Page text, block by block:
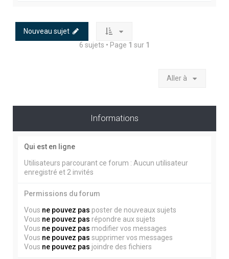
Nouveau sujet
6 sujets • Page 1 sur 1
Aller à
Informations
Qui est en ligne
Utilisateurs parcourant ce forum : Aucun utilisateur
enregistré et 2 invités
Permissions du forum
Vous ne pouvez pas poster de nouveaux sujets
Vous ne pouvez pas répondre aux sujets
Vous ne pouvez pas modifier vos messages
Vous ne pouvez pas supprimer vos messages
Vous ne pouvez pas joindre des fichiers